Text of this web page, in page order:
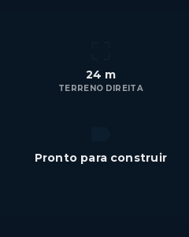
24 m
TERRENO DIREITA
Pronto para construir